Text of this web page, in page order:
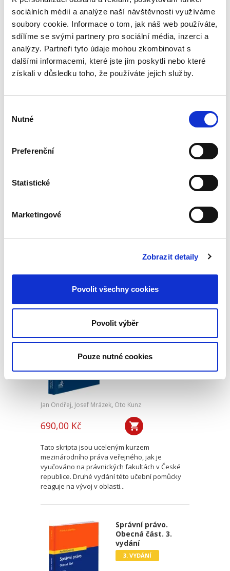
sociálních médií a analýze naší návštěvnosti využíváme
soubory cookie. Informace o tom, jak náš web používáte,
sdílíme se svými partnery pro sociální média, inzerci a
analýzy. Partneři tyto údaje mohou zkombinovat s
dalšími informacemi, které jste jim poskytli nebo které
získali v důsledku toho, že používáte jejich služby.
souhlasu
Nutné
Preferenční
Statistické
Marketingové
Zobrazit detaily
Povolit všechny cookies
Povolit výběr
Pouze nutné cookies
Druhé vydání učebnice „Obchodní právo.
Obecná část. Soutěžní právo“ pokračuje v
pragmatickém a nedogmatickém pojetí
obchodního práva. Do výkladu jsou zahrnuty i
některé významné veřejnoprávní...
850,00 Kč
Evropské unie. Jejím cílem je na relativně malém
fungování tohoto...
Základy
mezinárodního
práva veřejného. 2.
vydání
2. VYDÁNÍ
Jan Ondřej, Josef Mrázek, Oto Kunz
690,00 Kč
Tato skripta jsou uceleným kurzem
mezinárodního práva veřejného, jak je
vyučováno na právnických fakultách v České
republice. Druhé vydání této učební pomůcky
reaguje na vývoj v oblasti...
Správní právo.
Obecná část. 3.
vydání
3. VYDÁNÍ